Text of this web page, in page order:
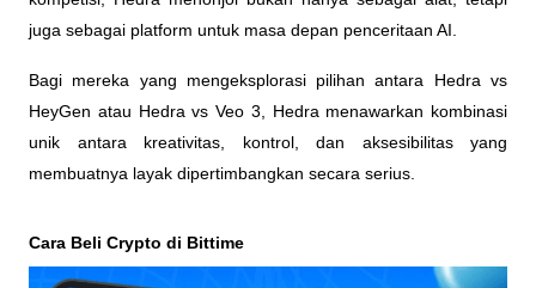
juga sebagai platform untuk masa depan penceritaan AI.
Bagi mereka yang mengeksplorasi pilihan antara Hedra vs
HeyGen atau Hedra vs Veo 3, Hedra menawarkan kombinasi
unik antara kreativitas, kontrol, dan aksesibilitas yang
membuatnya layak dipertimbangkan secara serius.
Cara Beli Crypto di Bittime